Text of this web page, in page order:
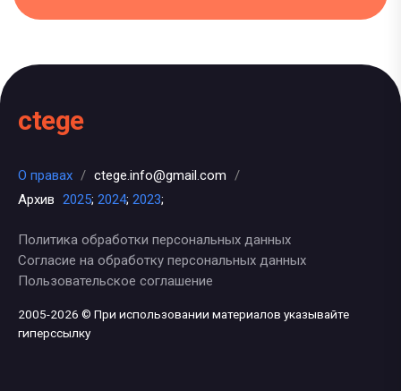
ctege
О правах / ctege.info@gmail.com /
Архив 2025; 2024; 2023;
Политика обработки персональных данных
Согласие на обработку персональных данных
Пользовательское соглашение
2005-2026 © При использовании материалов указывайте
гиперссылку